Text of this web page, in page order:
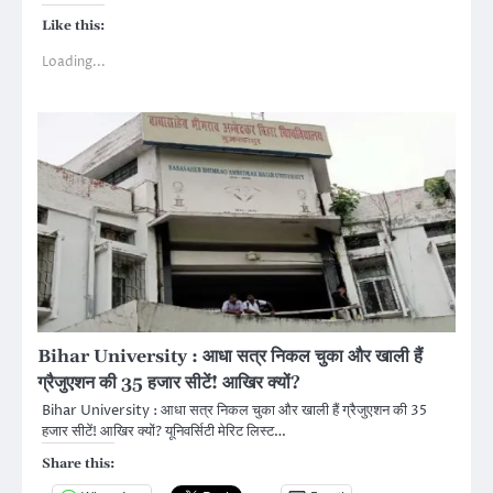
Like this:
Loading...
Bihar University : आधा सत्र निकल चुका और खाली हैं
ग्रैजुएशन की 35 हजार सीटें! आखिर क्यों?
Bihar University : आधा सत्र निकल चुका और खाली हैं ग्रैजुएशन की 35
हजार सीटें! आखिर क्यों? यूनिवर्सिटी मेरिट लिस्ट…
Share this: